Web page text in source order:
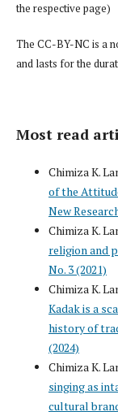
the respective page)
The CC-BY-NC is a
and lasts for the
Most read
Chimiza K.
of the
New
Chimiza K.
religion and
No. 3 (2021)
Chimiza K.
Kadak is a
history of
(2024)
Chimiza K.
singing as
cultural